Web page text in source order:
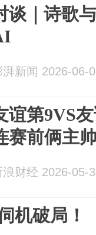
谈｜诗歌
湃新闻 2026-06-
谊第9VS
赛前俩主
浪财经 2026-05-
机破局！